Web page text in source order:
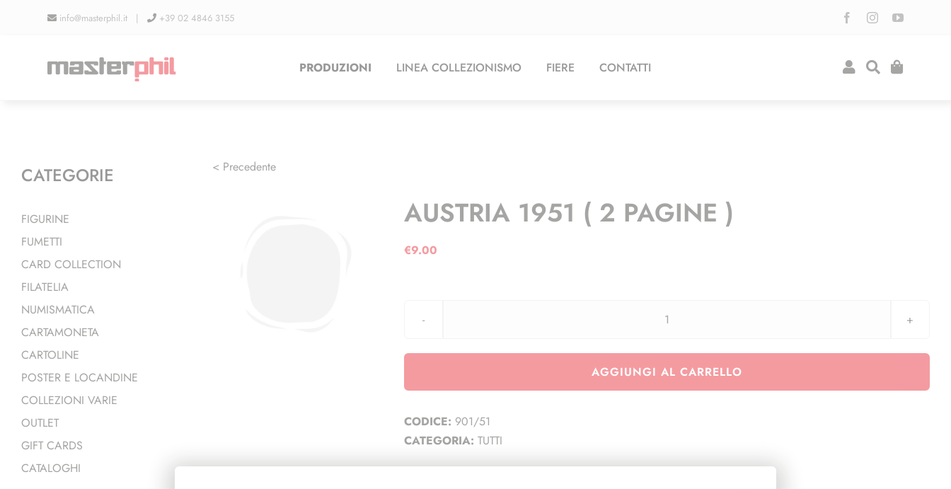
info@masterphil.it | +39 02 4846 3155
PRODUZIONI LINEA COLLEZIONISMO FIERE CONTATTI
< Precedente
AUSTRIA 1951 ( 2 PAGINE )
€9.00
AUSTRIA
(
AGGIUNGI AL CARRELLO
CODICE: 901/51
CATEGORIA: TUTTI
CATEGORIE
FIGURINE
FUMETTI
CARD COLLECTION
FILATELIA
NUMISMATICA
CARTAMONETA
CARTOLINE
POSTER E LOCANDINE
COLLEZIONI VARIE
OUTLET
GIFT CARDS
CATALOGHI